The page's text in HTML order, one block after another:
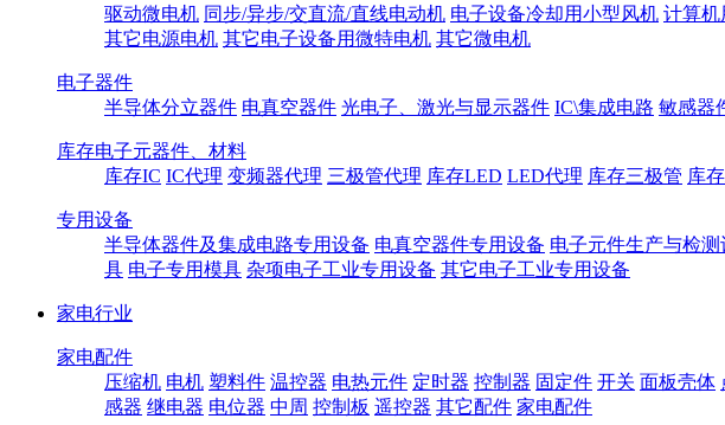
驱动微电机 同步/异步/交直流/直线电动机 电子设备冷却用小型风机 计算机
其它电源电机 其它电子设备用微特电机 其它微电机
电子器件
半导体分立器件 电真空器件 光电子、激光与显示器件 IC\集成电路 敏感器
库存电子元器件、材料
库存IC IC代理 变频器代理 三极管代理 库存LED LED代理 库存三极管 库
专用设备
半导体器件及集成电路专用设备 电真空器件专用设备 电子元件生产与检测
具 电子专用模具 杂项电子工业专用设备 其它电子工业专用设备
家电行业
家电配件
压缩机 电机 塑料件 温控器 电热元件 定时器 控制器 固定件 开关 面板壳体
感器 继电器 电位器 中周 控制板 遥控器 其它配件 家电配件